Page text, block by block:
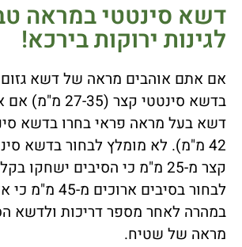
דשא סינטטי במראה
לגינות ירוקות בירכא!
אם אתם אוהבים מראה של דשא גזום
בדשא סינטטי קצר
42 מ"מ). לא מומלץ לבחור בדשא
קצר מ-25 מ"מ כי הסיבים ישחקו
לבחור בסיבים
במהרה לאחר מספר דריכות ולדשא
מראה של שטיח.